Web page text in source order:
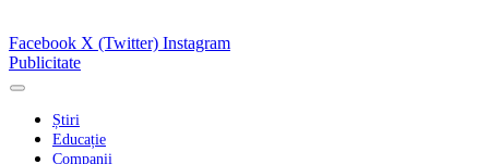
Facebook X (Twitter) Instagram
Publicitate
Știri
Educație
Companii